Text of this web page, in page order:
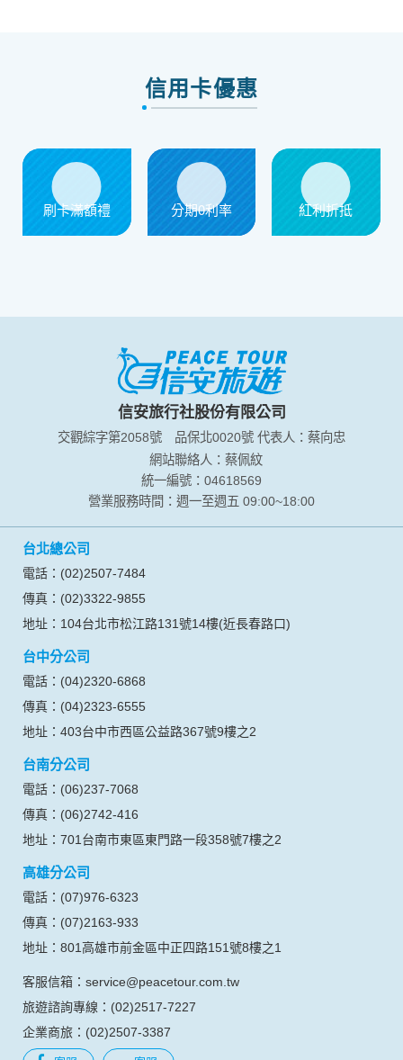
信用卡優惠
刷卡滿額禮 分期0利率 紅利折抵
信安旅行社股份有限公司
交觀綜字第2058號 品保北0020號 代表人：蔡向忠
網站聯絡人：蔡佩紋
統一編號：04618569
營業服務時間：週一至週五 09:00~18:00
台北總公司
電話：(02)2507-7484
傳真：(02)3322-9855
地址：104台北市松江路131號14樓(近長春路口)
台中分公司
電話：(04)2320-6868
傳真：(04)2323-6555
地址：403台中市西區公益路367號9樓之2
台南分公司
電話：(06)237-7068
傳真：(06)2742-416
地址：701台南市東區東門路一段358號7樓之2
高雄分公司
電話：(07)976-6323
傳真：(07)2163-933
地址：801高雄市前金區中正四路151號8樓之1
客服信箱：service@peacetour.com.tw
旅遊諮詢專線：(02)2517-7227
企業商旅：(02)2507-3387